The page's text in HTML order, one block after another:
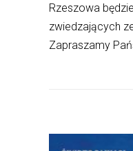
Rzeszowa
zwiedzających
Zapraszamy